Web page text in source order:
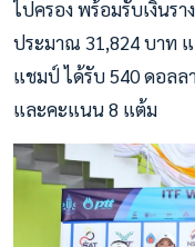
ไปครอง พร้อมรับเงินร
ประมาณ 31,824 บาท
แชมป์ ได้รับ 540 ดอลล
และคะแนน 8 แต้ม